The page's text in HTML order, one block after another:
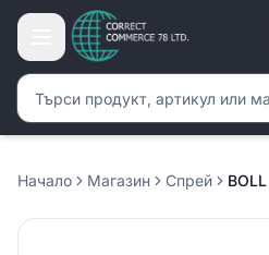
Търсене на продукти
Начало Магазин Спрей